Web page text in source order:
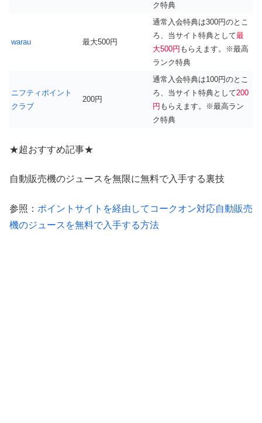
ク特典
warau 最大500円
通常入会特典は300円のとこ
ろ、当サイト特典として最
大500円 もらえます。※最高
ランク特典
ニフティポイント
クラブ
200円
通常入会特典は100円のとこ
ろ、当サイト特典として200
円 もらえます。※最高ラン
ク特典
★超おすすめ記事★
自動販売機のジュースを無限に無料で入手する裏技
参照： ポイントサイトを経由してコークオン対応自動販売
機のジュースを無料で入手する方法